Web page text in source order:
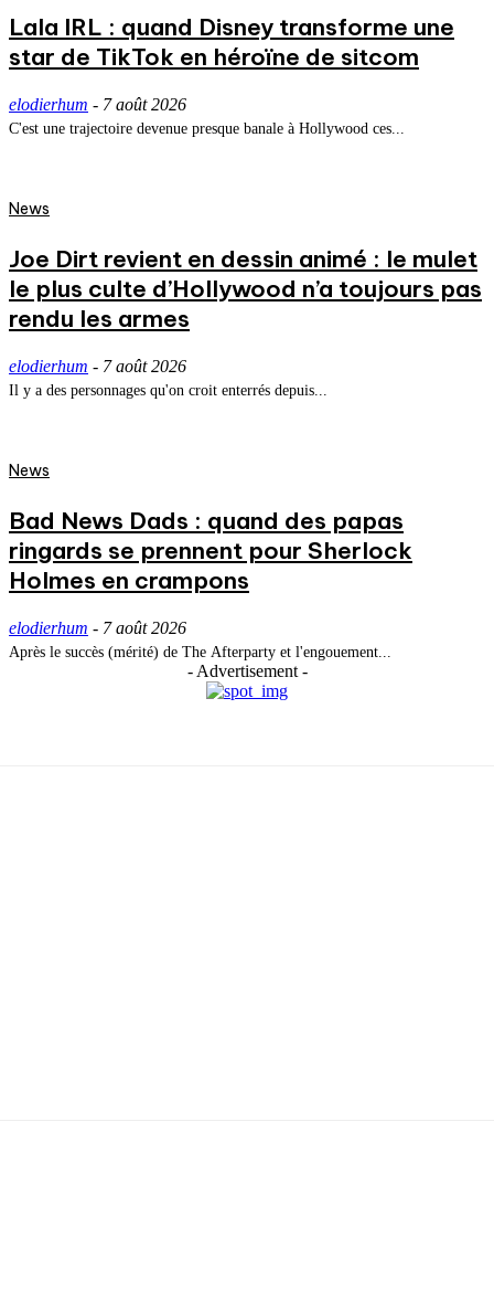
Lala IRL : quand Disney transforme une
star de TikTok en héroïne de sitcom
elodierhum - 7 août 2026
C'est une trajectoire devenue presque banale à Hollywood ces...
News
Joe Dirt revient en dessin animé : le mulet
le plus culte d’Hollywood n’a toujours pas
rendu les armes
elodierhum - 7 août 2026
Il y a des personnages qu'on croit enterrés depuis...
News
Bad News Dads : quand des papas
ringards se prennent pour Sherlock
Holmes en crampons
elodierhum - 7 août 2026
Après le succès (mérité) de The Afterparty et l'engouement...
- Advertisement -